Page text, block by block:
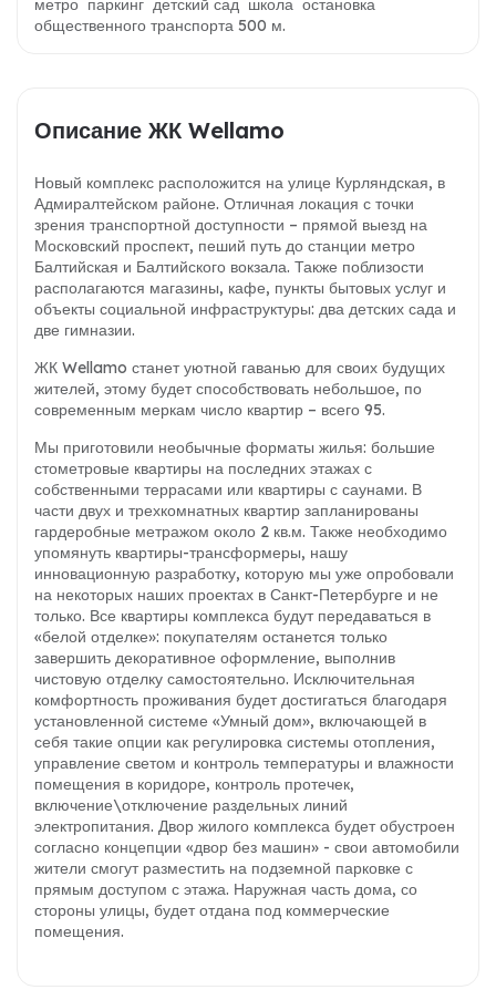
метро паркинг детский сад школа остановка
общественного транспорта 500 м.
Описание ЖК Wellamo
Новый комплекс расположится на улице Курляндская, в
Адмиралтейском районе. Отличная локация с точки
зрения транспортной доступности – прямой выезд на
Московский проспект, пеший путь до станции метро
Балтийская и Балтийского вокзала. Также поблизости
располагаются магазины, кафе, пункты бытовых услуг и
объекты социальной инфраструктуры: два детских сада и
две гимназии.
ЖК Wellamo станет уютной гаванью для своих будущих
жителей, этому будет способствовать небольшое, по
современным меркам число квартир – всего 95.
Мы приготовили необычные форматы жилья: большие
стометровые квартиры на последних этажах с
собственными террасами или квартиры с саунами. В
части двух и трехкомнатных квартир запланированы
гардеробные метражом около 2 кв.м. Также необходимо
упомянуть квартиры-трансформеры, нашу
инновационную разработку, которую мы уже опробовали
на некоторых наших проектах в Санкт-Петербурге и не
только. Все квартиры комплекса будут передаваться в
«белой отделке»: покупателям останется только
завершить декоративное оформление, выполнив
чистовую отделку самостоятельно. Исключительная
комфортность проживания будет достигаться благодаря
установленной системе «Умный дом», включающей в
себя такие опции как регулировка системы отопления,
управление светом и контроль температуры и влажности
помещения в коридоре, контроль протечек,
включение\отключение раздельных линий
электропитания. Двор жилого комплекса будет обустроен
согласно концепции «двор без машин» - свои автомобили
жители смогут разместить на подземной парковке с
прямым доступом с этажа. Наружная часть дома, со
стороны улицы, будет отдана под коммерческие
помещения.